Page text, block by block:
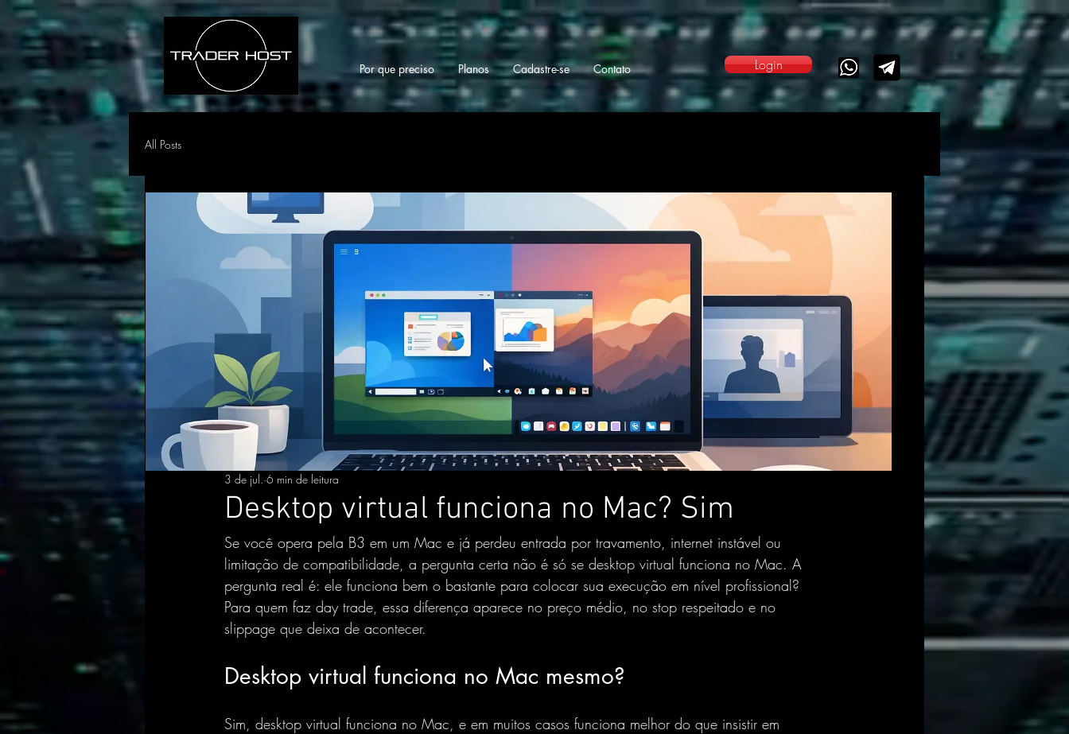
Por que preciso Planos Cadastre-se Contato Login
All Posts
Desktop virtual funciona no Mac? Sim
3 de jul. 6 min de leitura
Se você opera pela B3 em um Mac e já perdeu entrada por travamento, internet instável ou
limitação de compatibilidade, a pergunta certa não é só se desktop virtual funciona no Mac. A
pergunta real é: ele funciona bem o bastante para colocar sua execução em nível profissional?
Para quem faz day trade, essa diferença aparece no preço médio, no stop respeitado e no
slippage que deixa de acontecer.
Desktop virtual funciona no Mac mesmo?
Sim, desktop virtual funciona no Mac, e em muitos casos funciona melhor do que insistir em